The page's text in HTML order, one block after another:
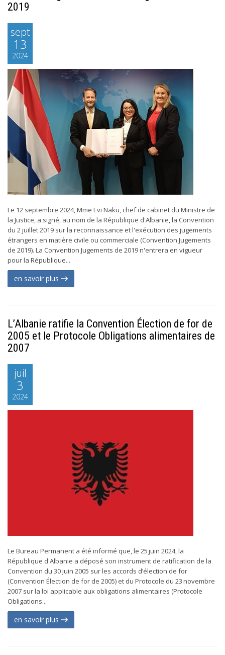
2019
sept
13
2024
Le 12 septembre 2024, Mme Evi Naku, chef de cabinet du Ministre de
la Justice, a signé, au nom de la République d'Albanie, la Convention
du 2 juillet 2019 sur la reconnaissance et l'exécution des jugements
étrangers en matière civile ou commerciale (Convention Jugements
de 2019). La Convention Jugements de 2019 n'entrera en vigueur
pour la République...
en savoir plus
L’Albanie ratifie la Convention Élection de for de
2005 et le Protocole Obligations alimentaires de
2007
juil
3
2024
Le Bureau Permanent a été informé que, le 25 juin 2024, la
République d'Albanie a déposé son instrument de ratification de la
Convention du 30 juin 2005 sur les accords d’élection de for
(Convention Élection de for de 2005) et du Protocole du 23 novembre
2007 sur la loi applicable aux obligations alimentaires (Protocole
Obligations...
en savoir plus